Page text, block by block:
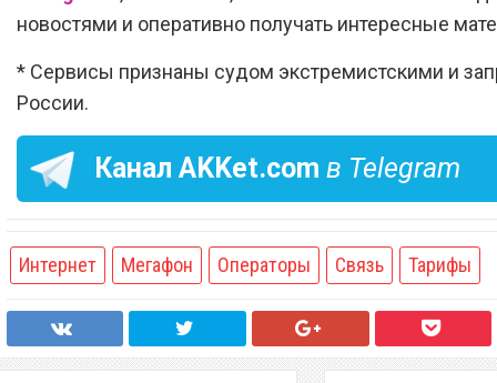
новостями и оперативно получать интересные
* Сервисы признаны судом экстремистскими и
России.
Канал AKKet.com в Telegram
Интернет Мегафон Операторы Связь Тарифы